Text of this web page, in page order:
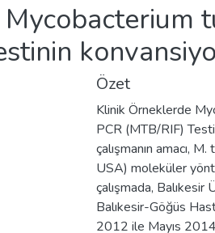
Özet
Klinik Örneklerde
PCR (MTB/RIF)
çalışmanın amacı,
USA) moleküler
çalışmada,
Balıkesir-Göğüs
2012 ile Mayıs